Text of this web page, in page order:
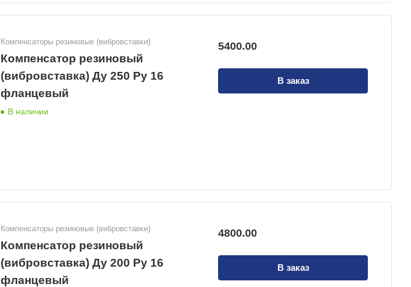
Компенсаторы резиновые (вибровставки)
Компенсатор резиновый
(вибровставка) Ду 250 Ру 16
фланцевый
В наличии
5400.00
В заказ
Компенсаторы резиновые (вибровставки)
Компенсатор резиновый
(вибровставка) Ду 200 Ру 16
фланцевый
4800.00
В заказ